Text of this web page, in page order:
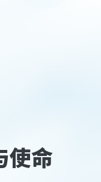
使命